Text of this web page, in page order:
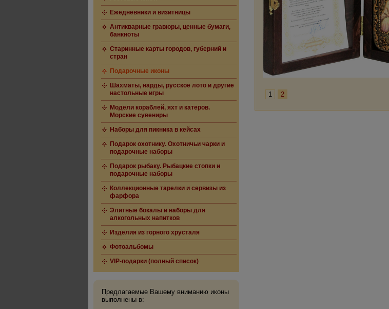
Ежедневники и визитницы
Антикварные гравюры, ценные бумаги,
банкноты
Старинные карты городов, губерний и
стран
Подарочные иконы
Шахматы, нарды, русское лото и другие
настольные игры
Модели кораблей, яхт и катеров.
Морские сувениры
Наборы для пикника в кейсах
Подарок охотнику. Охотничьи чарки и
подарочные наборы
Подарок рыбаку. Рыбацкие стопки и
подарочные наборы
Коллекционные тарелки и сервизы из
фарфора
Элитные бокалы и наборы для
алкогольных напитков
Изделия из горного хрусталя
Фотоальбомы
VIP-подарки (полный список)
Предлагаемые Вашему вниманию иконы
выполнены в:
1 2